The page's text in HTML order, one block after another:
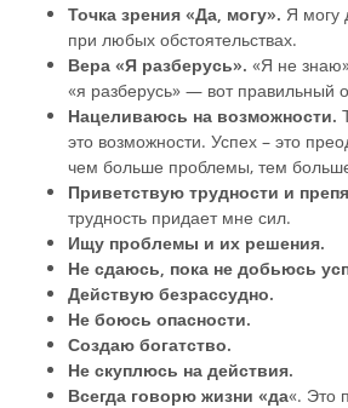
Точка зрения «Да, могу». Я могу
при любых обстоятельствах.
Вера «Я разберусь». «Я не
«я разберусь» — вот правильный
Нацеливаюсь на возможности.
это возможности. Успех – это
чем больше проблемы, тем
Приветствую трудности и
трудность придает мне сил.
Ищу проблемы и их решения.
Не сдаюсь, пока не добьюсь
Действую безрассудно.
Не боюсь опасности.
Создаю богатство.
Не скуплюсь на действия.
Всегда говорю жизни «да«. Это